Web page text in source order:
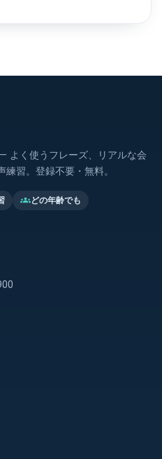
よく使うフレーズ、リアルな会
習。登録不要・無料。
groupsどの年齢でも